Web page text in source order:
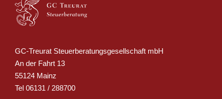
GC-Treurat Steuerberatungsgesellschaft mbH
An der Fahrt 13
55124 Mainz
Tel 06131 / 288700